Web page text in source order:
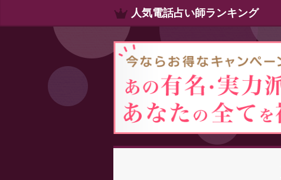
人気電話占い師ランキング